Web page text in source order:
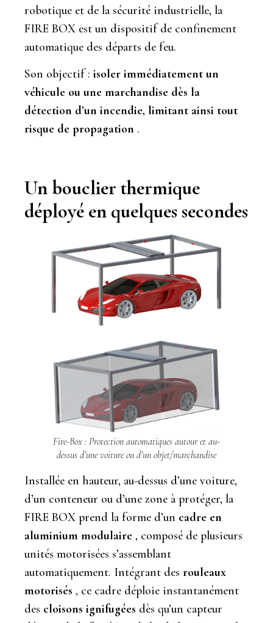
robotique et de la sécurité industrielle, la
FIRE BOX est un dispositif de confinement
automatique des départs de feu.
Son objectif : isoler immédiatement un
véhicule ou une marchandise dès la
détection d’un incendie, limitant ainsi tout
risque de propagation .
Un bouclier thermique
déployé en quelques secondes
Fire-Box : Protection automatiques autour et au-
dessus d’une voiture ou d’un objet/marchandise
Installée en hauteur, au-dessus d’une voiture,
d’un conteneur ou d’une zone à protéger, la
FIRE BOX prend la forme d’un cadre en
aluminium modulaire , composé de plusieurs
unités motorisées s’assemblant
automatiquement. Intégrant des rouleaux
motorisés , ce cadre déploie instantanément
des cloisons ignifugées dès qu’un capteur